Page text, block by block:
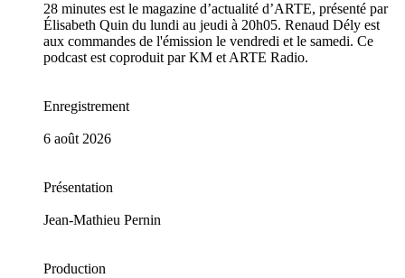
28 minutes est le magazine d’actualité d’ARTE, présenté par
Élisabeth Quin du lundi au jeudi à 20h05. Renaud Dély est
aux commandes de l'émission le vendredi et le samedi. Ce
podcast est coproduit par KM et ARTE Radio.
Enregistrement
6 août 2026
Présentation
Jean-Mathieu Pernin
Production